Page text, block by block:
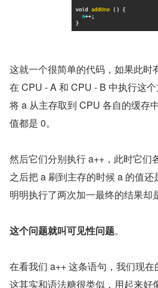
这就一个很简单的代码，如果此时
在 CPU - A 和 CPU - B 中执行这
将 a 从主存取到 CPU 各自的缓存
值都是 0。
然后它们分别执行 a++，此时它们
之后把 a 刷到主存的时候 a 的值还
明明执行了两次加一最终的结果却
这个问题就叫可见性问题。
在看我们 a++ 这条语句，我们现在
这其实和语法糖很类似，用起来好